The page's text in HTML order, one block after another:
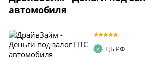
автомобиля
ЦБ РФ